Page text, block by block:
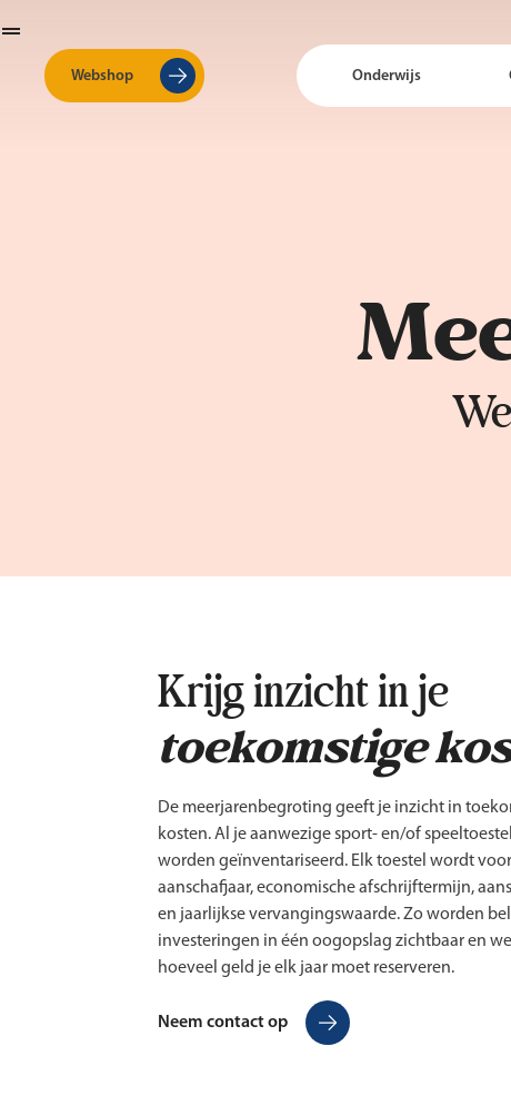
Webshop Onderwijs
Krijg inzicht in je
toekomstige
De meerjarenbegroting geeft je inzicht in
kosten. Al je aanwezige sport- en/of
worden geïnventariseerd. Elk toestel wordt
aanschafjaar, economische afschrijftermijn,
en jaarlijkse vervangingswaarde. Zo worden
investeringen in één oogopslag zichtbaar en
hoeveel geld je elk jaar moet reserveren.
Neem contact op